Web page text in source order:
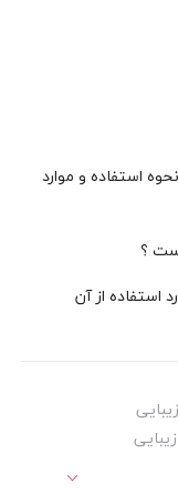
استفاده و موارد
؟
استفاده از آن